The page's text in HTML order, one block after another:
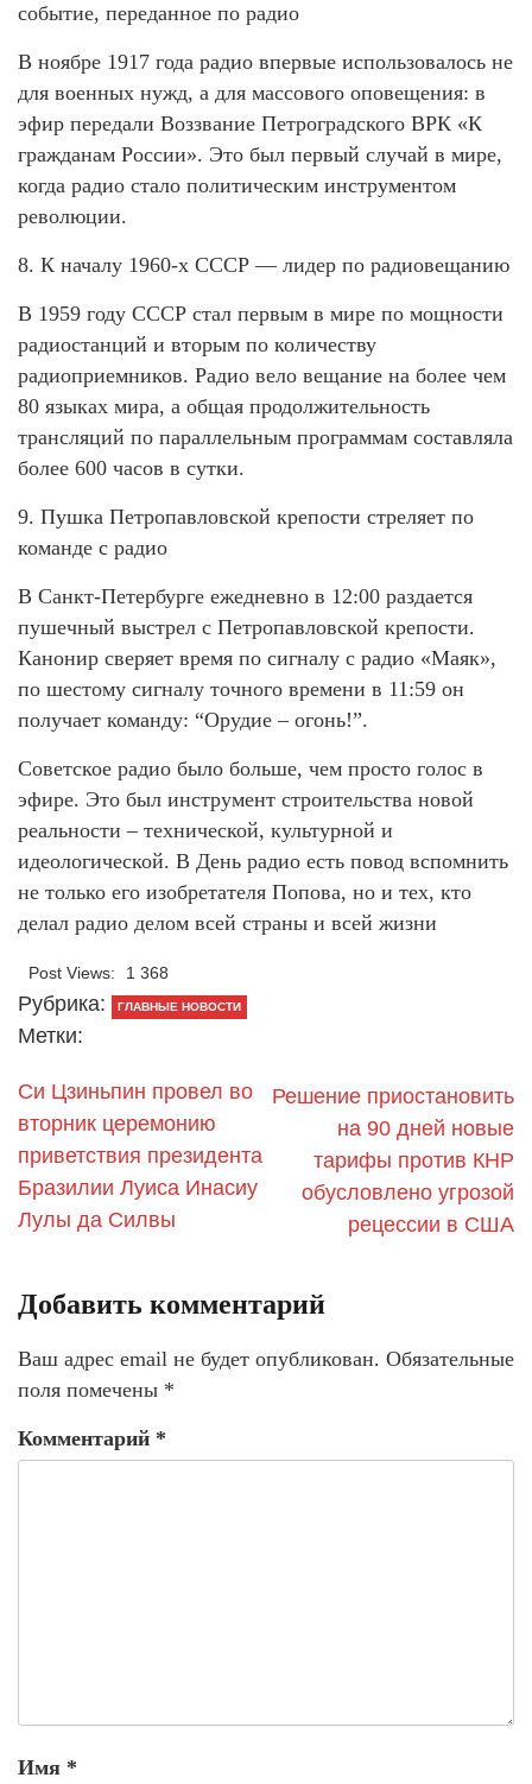
событие, переданное по радио
В ноябре 1917 года радио впервые использовалось не
для военных нужд, а для массового оповещения: в
эфир передали Воззвание Петроградского ВРК «К
гражданам России». Это был первый случай в мире,
когда радио стало политическим инструментом
революции.
8. К началу 1960-х СССР — лидер по радиовещанию
В 1959 году СССР стал первым в мире по мощности
радиостанций и вторым по количеству
радиоприемников. Радио вело вещание на более чем
80 языках мира, а общая продолжительность
трансляций по параллельным программам составляла
более 600 часов в сутки.
9. Пушка Петропавловской крепости стреляет по
команде с радио
В Санкт-Петербурге ежедневно в 12:00 раздается
пушечный выстрел с Петропавловской крепости.
Канонир сверяет время по сигналу с радио «Маяк»,
по шестому сигналу точного времени в 11:59 он
получает команду: “Орудие – огонь!”.
Советское радио было больше, чем просто голос в
эфире. Это был инструмент строительства новой
реальности – технической, культурной и
идеологической. В День радио есть повод вспомнить
не только его изобретателя Попова, но и тех, кто
делал радио делом всей страны и всей жизни
Post Views: 1 368
Рубрика: ГЛАВНЫЕ НОВОСТИ
Метки:
Си Цзиньпин провел во
вторник церемонию
приветствия президента
Бразилии Луиса Инасиу
Лулы да Силвы
Решение приостановить
на 90 дней новые
тарифы против КНР
обусловлено угрозой
рецессии в США
Добавить комментарий
Ваш адрес email не будет опубликован. Обязательные
поля помечены *
Комментарий *
Имя *